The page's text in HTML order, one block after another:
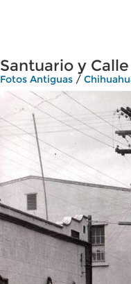
Santuario y
Fotos Antiguas /